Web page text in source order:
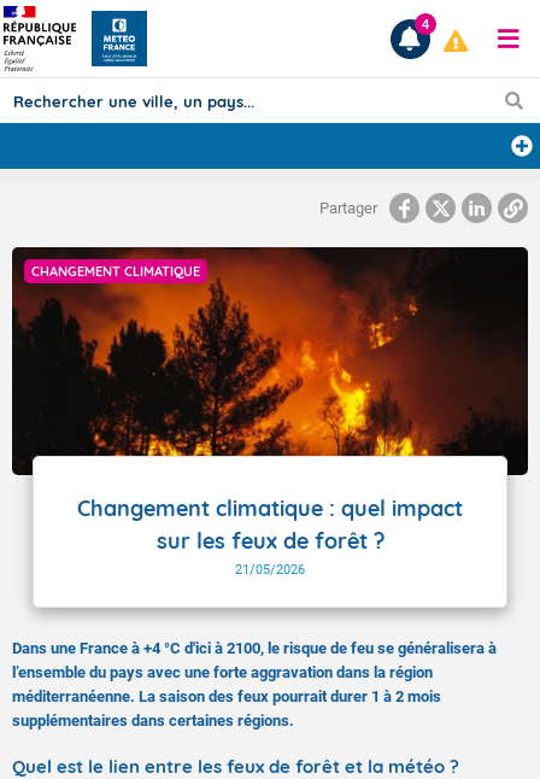
Prévisions
TOUS LES RÉSULTATS
Articles
4
Partager
CHANGEMENT CLIMATIQUE
Changement climatique : quel impact
sur les feux de forêt ?
21/05/2026
Dans une France à +4 °C d'ici à 2100, le risque de feu se généralisera à
l’ensemble du pays avec une forte aggravation dans la région
méditerranéenne. La saison des feux pourrait durer 1 à 2 mois
supplémentaires dans certaines régions.
Quel est le lien entre les feux de forêt et la météo ?